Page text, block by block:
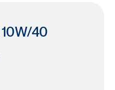
10W/40